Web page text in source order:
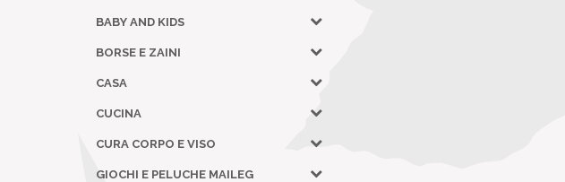
BABY AND KIDS
BORSE E ZAINI
CASA
CUCINA
CURA CORPO E VISO
GIOCHI E PELUCHE MAILEG